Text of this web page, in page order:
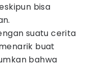
bisa
suatu cerita
buat
bahwa